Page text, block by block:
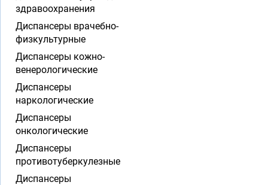
здравоохранения
Диспансеры врачебно-
физкультурные
Диспансеры кожно-
венерологические
Диспансеры
наркологические
Диспансеры
онкологические
Диспансеры
противотуберкулезные
Диспансеры